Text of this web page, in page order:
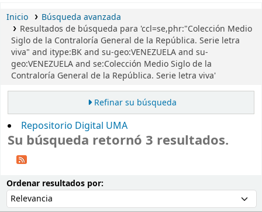
Inicio
Búsqueda avanzada
Resultados de búsqueda para 'ccl=se,phr:"Colección Medio
Siglo de la Contraloría General de la República. Serie letra
viva" and itype:BK and su-geo:VENEZUELA and su-
geo:VENEZUELA and se:Colección Medio Siglo de la
Contraloría General de la República. Serie letra viva'
Refinar su búsqueda
Repositorio Digital UMA
Su búsqueda retornó 3 resultados.
Ordenar resultados por: